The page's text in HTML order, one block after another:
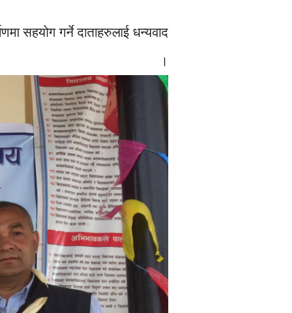
सहयोग गर्ने दाताहरुलाई धन्यवाद
।